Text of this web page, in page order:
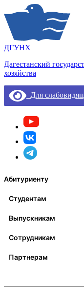
ДГУНХ
Дагестанский
хозяйства
Для
Абитуриенту
Студентам
Выпускникам
Сотрудникам
Партнерам